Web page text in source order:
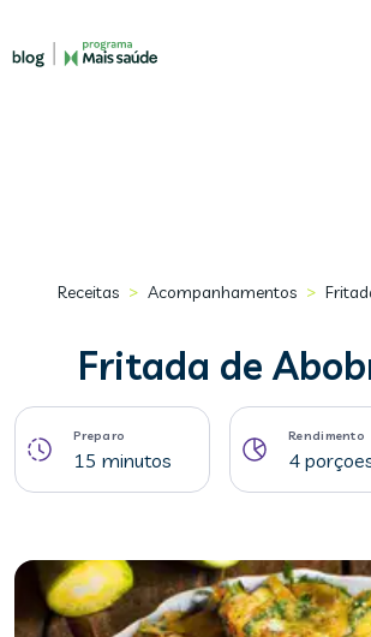
Receitas > Acompanhamentos >
Fritada de
Preparo
15 minutos
Rendimento
4